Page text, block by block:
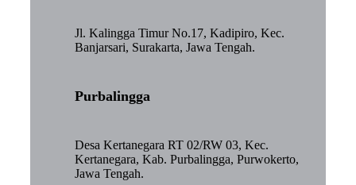
Jl. Kalingga Timur No.17, Kadipiro, Kec.
Banjarsari, Surakarta, Jawa Tengah.
Purbalingga
Desa Kertanegara RT 02/RW 03, Kec.
Kertanegara, Kab. Purbalingga, Purwokerto,
Jawa Tengah.